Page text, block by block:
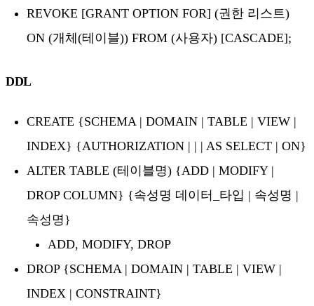
REVOKE [GRANT OPTION FOR] (권한 리스트)
ON (개체(테이블)) FROM (사용자) [CASCADE];
DDL
CREATE {SCHEMA | DOMAIN | TABLE | VIEW |
INDEX} {AUTHORIZATION | | | AS SELECT | ON}
ALTER TABLE (테이블명) {ADD | MODIFY |
DROP COLUMN} {속성명 데이터_타입 | 속성명 |
속성명}
ADD, MODIFY, DROP
DROP {SCHEMA | DOMAIN | TABLE | VIEW |
INDEX | CONSTRAINT}